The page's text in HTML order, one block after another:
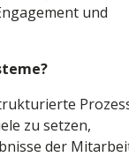
und
zu setzen,
der